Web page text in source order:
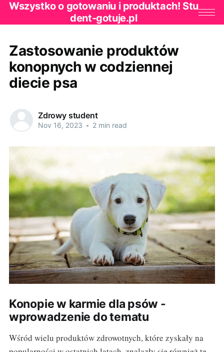
Wszystko o gotowaniu i produktach! Stu
dent-gotuje.pl
Zastosowanie produktów
konopnych w codziennej
diecie psa
Zdrowy student
Nov 16, 2023 • 2 min read
Konopie w karmie dla psów -
wprowadzenie do tematu
Wśród wielu produktów zdrowotnych, które zyskały na